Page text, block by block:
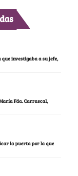
que investigaba a su jefe,
Fda. Carrascal,
la puerta por la que